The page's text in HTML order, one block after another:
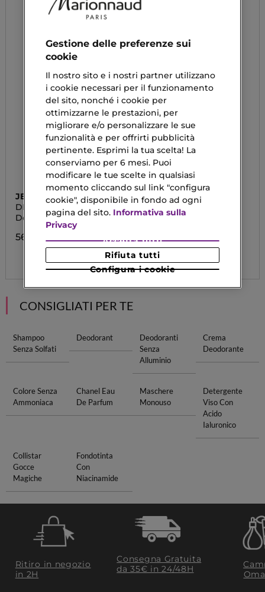
JEAN PAUL GAULTIER
DEODORANTE SPRAY
SCANDAL POUR HOMME
Deodorante
56,90 €
BIOTHERM
BIOTHERM HOMME
Biotherm Homme
19,74 €
CONSIGLIATI PER TE
Shampoo
Senza Solfati
Deodorant
Deodoranti
Senza
Alluminio
Crema
Deodorante
Colore Senza
Ammoniaca
Chanel Eau
De Parfum
Maschere
Monouso
Detergente
Viso Con
Acido
Ialuronico
Collistar
Gocce
Magiche
Fondotinta
Con
Niacinamide
Ritiro in negozio
in 2H
Consegna Gratuita
da 35€​ in 24/48H
Gestione delle preferenze sui
cookie
Il nostro sito e i nostri partner utilizzano
i cookie necessari per il funzionamento
del sito, nonché i cookie per
ottimizzarne le prestazioni, per
migliorare e/o personalizzare le sue
funzionalità e per offrirti pubblicità
pertinente. Esprimi la tua scelta! La
conserviamo per 6 mesi. Puoi
modificare le tue scelte in qualsiasi
momento cliccando sul link "configura
cookie", disponibile in fondo ad ogni
pagina del sito. Informativa sulla
Privacy
Configura i cookie
Rifiuta tutti
Accetta tutti